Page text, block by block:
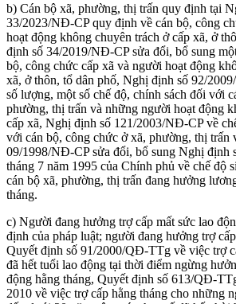
b) Cán bộ xã, phường, thị trấn quy định tại
33/2023/NĐ-CP quy định về cán bộ, công
hoạt động không chuyên trách ở cấp xã, ở
định số 34/2019/NĐ-CP sửa đổi, bổ sung
bộ, công chức cấp xã và người hoạt động
xã, ở thôn, tổ dân phố, Nghị định số 92/
số lượng, một số chế độ, chính sách đối với
phường, thị trấn và những người hoạt động
cấp xã, Nghị định số 121/2003/NĐ-CP về
với cán bộ, công chức ở xã, phường, thị trấn
09/1998/NĐ-CP sửa đổi, bổ sung Nghị định
tháng 7 năm 1995 của Chính phủ về chế độ
cán bộ xã, phường, thị trấn đang hưởng
tháng.
c) Người đang hưởng trợ cấp mất sức lao
định của pháp luật; người đang hưởng trợ
Quyết định số 91/2000/QĐ-TTg về việc trợ
đã hết tuổi lao động tại thời điểm ngừng
động hằng tháng, Quyết định số 613/QĐ-
2010 về việc trợ cấp hằng tháng cho những